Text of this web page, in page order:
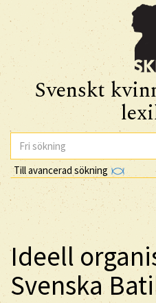
Svenskt
Till avancerad sökning
Ideell
Svenska